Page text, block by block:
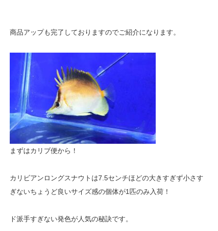
商品アップも完了しておりますのでご紹介になります。
まずはカリブ便から！
カリビアンロングスナウトは7.5センチほどの大きすぎず小さす
ぎないちょうど良いサイズ感の個体が1匹のみ入荷！
ド派手すぎない発色が人気の秘訣です。